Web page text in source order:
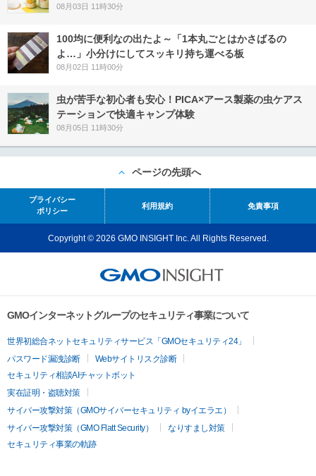
08月03日 11時30分
100均に便利なの出たよ～「1本丸ごとはかさばるの
よ…」小分けにしてスッキリ持ち運べる板
08月02日 11時00分
虫が苦手な初心者も安心！PICA×アース製薬の虫ケアス
テーションで快適キャンプ体験
08月05日 11時30分
ページの先頭へ
プライバシー
ポリシー
利用規約 免責事項
Copyright © 2026 GMO INSIGHT Inc. All Rights Reserved.
GMOインターネットグループのセキュリティ事業について
世界初総合ネットセキュリティサービス「GMOセキュリティ24」
パスワード漏洩診断
Webサイトリスク診断
セキュリティ相談AIチャットボット
実在証明・盗聴対策
サイバー攻撃対策（GMOサイバーセキュリティ byイエラエ）
サイバー攻撃対策（GMO Flatt Security）
なりすまし対策
セキュリティ事業の軌跡